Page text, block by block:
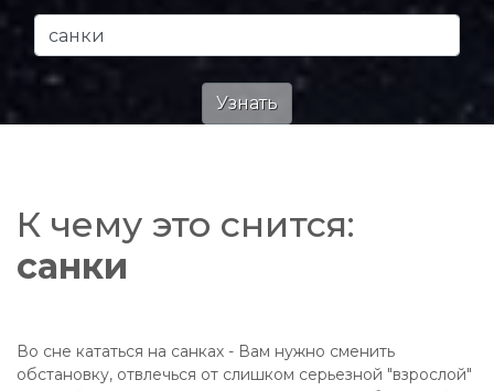
К чему это снится:
санки
Во сне кататься на санках - Вам нужно сменить
обстановку, отвлечься от слишком серьезной "взрослой"